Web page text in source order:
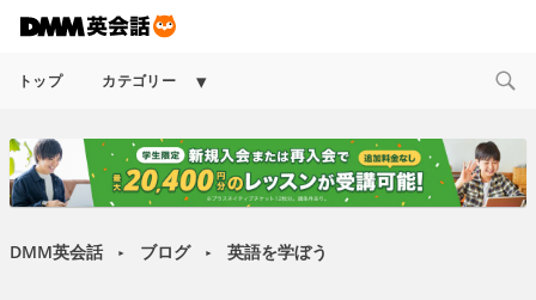
トップ カテゴリー
Expand
menu
DMM英会話 ► ブログ ► 英語を学ぼう